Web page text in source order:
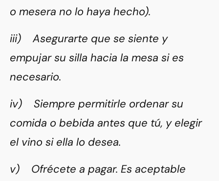
o mesera no lo haya hecho).
iii) Asegurarte que se siente y
empujar su silla hacia la mesa si es
necesario.
iv) Siempre permitirle ordenar su
comida o bebida antes que tú, y elegir
el vino si ella lo desea.
v) Ofrécete a pagar. Es aceptable